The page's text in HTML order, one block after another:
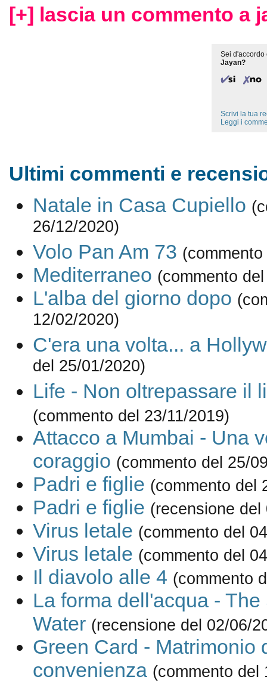
[+] lascia un commento a
Sei d'accordo
Jayan?
Scrivi la tua
Leggi i
Ultimi commenti e
Natale in Casa Cupiello
26/12/2020)
Volo Pan Am 73
Mediterraneo (commento
L'alba del giorno dopo
12/02/2020)
C'era una volta... a
del 25/01/2020)
Life - Non oltrepassare il
(commento del 23/11/2019)
Attacco a Mumbai - Una
coraggio (commento del 25/
Padri e figlie (commento del
Padri e figlie (recensione del
Virus letale (commento del
Virus letale (commento del
Il diavolo alle 4 (commento
La forma dell'acqua - The
Water (recensione del 02/06/
Green Card - Matrimonio
convenienza (commento del